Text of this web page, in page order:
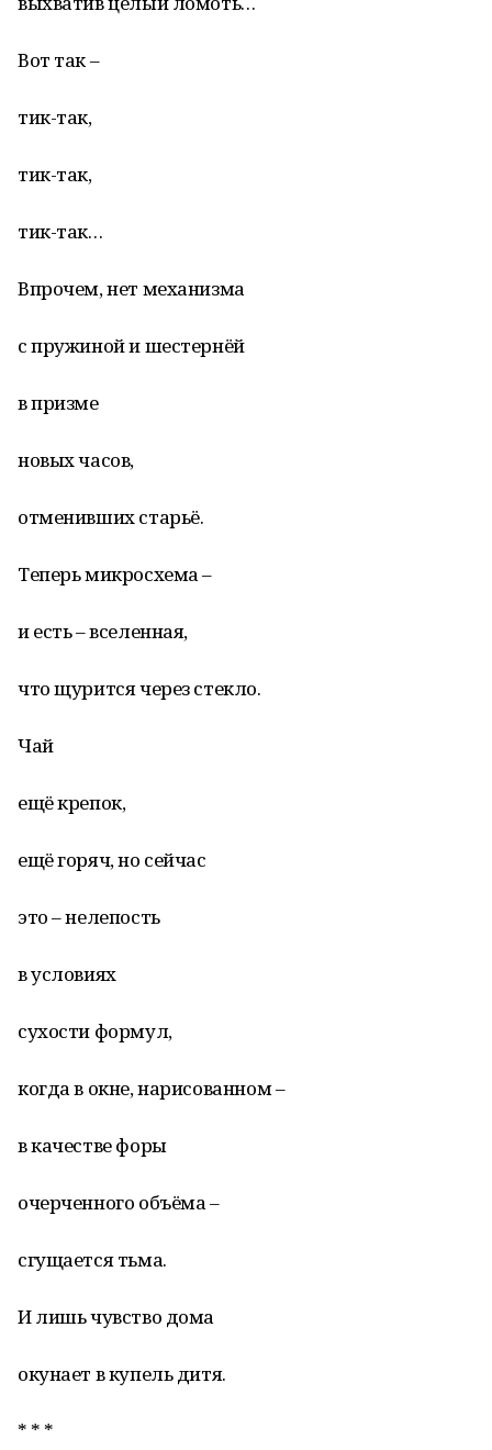
Вот так –
тик-так,
тик-так,
тик-так…
Впрочем, нет механизма
с пружиной и шестернёй
в призме
новых часов,
отменивших старьё.
Теперь микросхема –
и есть – вселенная,
что щурится через стекло.
Чай
ещё крепок,
ещё горяч, но сейчас
это – нелепость
в условиях
сухости формул,
когда в окне, нарисованном –
в качестве форы
очерченного объёма –
сгущается тьма.
И лишь чувство дома
окунает в купель дитя.
* * *